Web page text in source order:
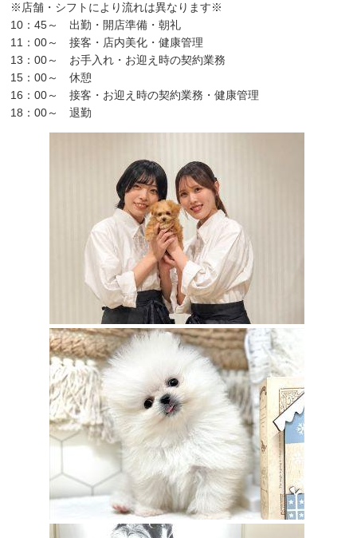
※店舗・シフトにより流れは異なります※
10：45～ 出勤・開店準備・朝礼
11：00～ 接客・店内美化・健康管理
13：00～ お手入れ・お迎え時の契約業務
15：00～ 休憩
16：00～ 接客・お迎え時の契約業務・健康管理
18：00～ 退勤